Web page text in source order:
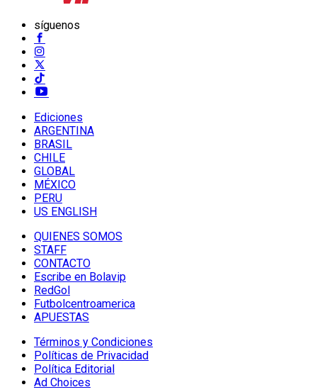
síguenos
Ediciones
ARGENTINA
BRASIL
CHILE
GLOBAL
MÉXICO
PERU
US ENGLISH
QUIENES SOMOS
STAFF
CONTACTO
Escribe en Bolavip
RedGol
Futbolcentroamerica
APUESTAS
Términos y Condiciones
Políticas de Privacidad
Política Editorial
Ad Choices